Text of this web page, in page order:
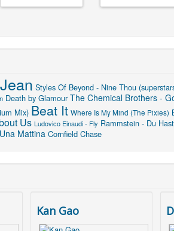
Styles Of Beyond - Nine Thou
Death by Glamour The Chemical Brothers -
Mix) Beat It Where Is My Mind (The Pixies)
Us Ludovico Einaudi - Fly Rammstein - Du Hast
Mattina Cornfield Chase
Kan Gao